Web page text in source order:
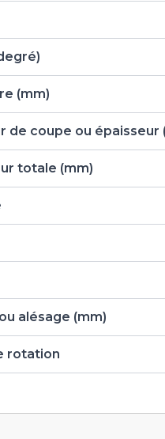
(mm)
de coupe ou épaisseur
totale (mm)
alésage (mm)
rotation